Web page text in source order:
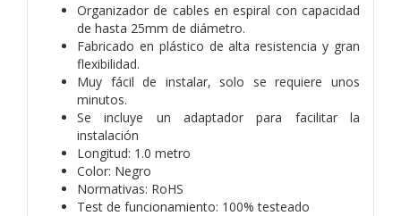
Organizador de cables en espiral con capacidad
de hasta 25mm de diámetro.
Fabricado en plástico de alta resistencia y gran
flexibilidad.
Muy fácil de instalar, solo se requiere unos
minutos.
Se incluye un adaptador para facilitar la
instalación
Longitud: 1.0 metro
Color: Negro
Normativas: RoHS
Test de funcionamiento: 100% testeado